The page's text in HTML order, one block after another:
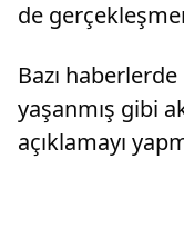
de
Bazı
yaşanmış gibi
açıklamayı